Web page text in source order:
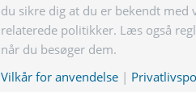
du sikre dig at du er bekendt med
relaterede politikker. Læs også
når du besøger dem.
Vilkår for anvendelse |